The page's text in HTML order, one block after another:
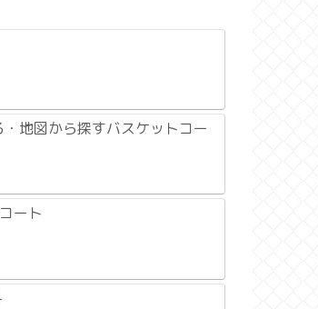
地図から探すバスケットコー
ート